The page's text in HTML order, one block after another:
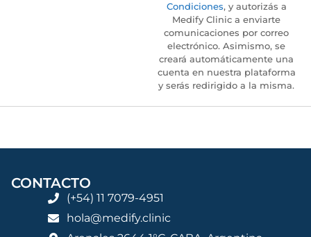
Condiciones, y autorizás a
Medify Clinic a enviarte
comunicaciones por correo
electrónico. Asimismo, se
creará automáticamente una
cuenta en nuestra plataforma
y serás redirigido a la misma.
CONTACTO
(+54) 11 7079-4951
hola@medify.clinic